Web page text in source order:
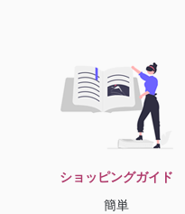
ショッピングガイド
簡単